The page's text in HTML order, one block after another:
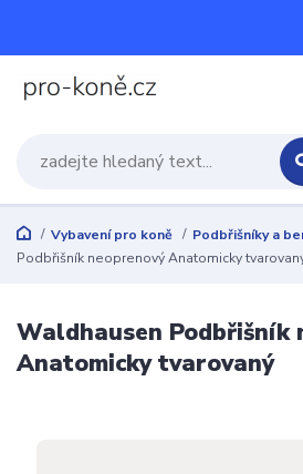
Vybavení pro koně Podbřišníky a
Podbřišník neoprenový Anatomicky
Waldhausen Podbřišník
Anatomicky tvarovaný